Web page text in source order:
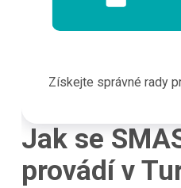
Získejte správné rady
Jak se
provádí v